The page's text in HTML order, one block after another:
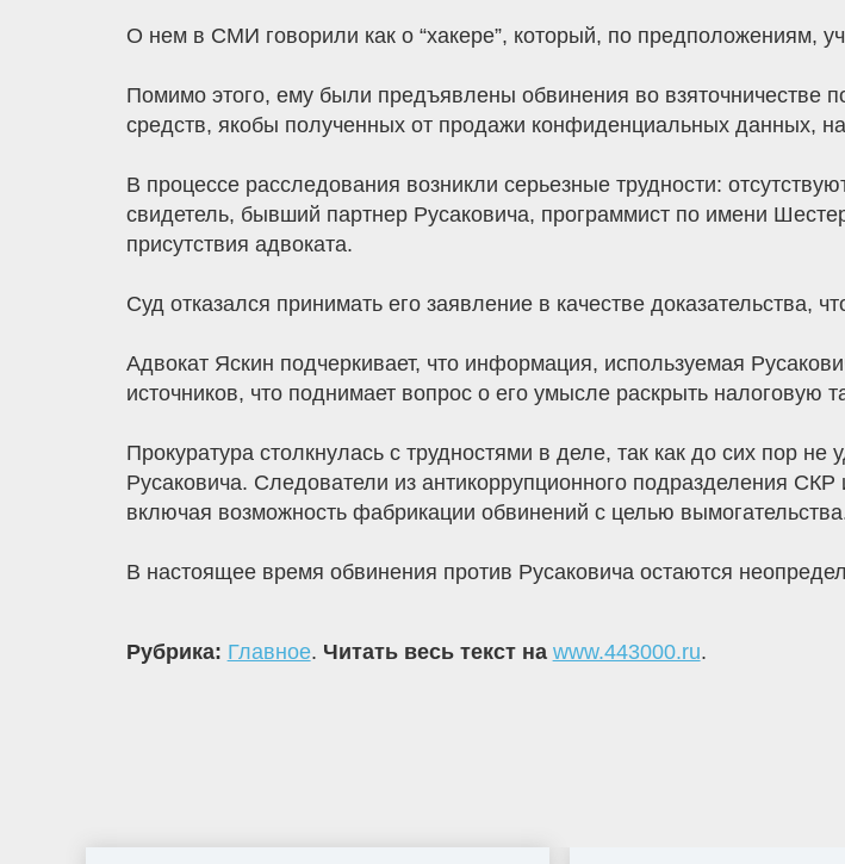
О нем в СМИ говорили как о “хакере”, который, по предположениям,
Помимо этого, ему были предъявлены обвинения во
средств, якобы полученных от продажи конфиденциальных данных,
В процессе расследования возникли серьезные трудности:
свидетель, бывший партнер Русаковича, программист по имени
присутствия адвоката.
Суд отказался принимать его заявление в качестве доказательства,
Адвокат Яскин подчеркивает, что информация, используемая
источников, что поднимает вопрос о его умысле раскрыть налоговую
Прокуратура столкнулась с трудностями в деле, так как до сих пор не
Русаковича. Следователи из антикоррупционного подразделения
включая возможность фабрикации обвинений с целью
В настоящее время обвинения против Русаковича остаются
Рубрика: Главное. Читать весь текст на www.443000.ru.